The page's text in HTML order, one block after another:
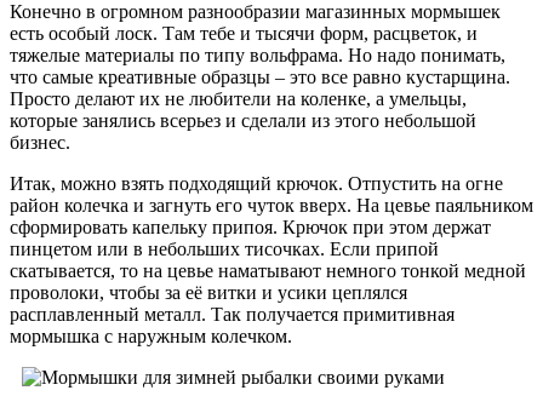
Конечно в огромном разнообразии магазинных мормышек
есть особый лоск. Там тебе и тысячи форм, расцветок, и
тяжелые материалы по типу вольфрама. Но надо понимать,
что самые креативные образцы – это все равно кустарщина.
Просто делают их не любители на коленке, а умельцы,
которые занялись всерьез и сделали из этого небольшой
бизнес.
Итак, можно взять подходящий крючок. Отпустить на огне
район колечка и загнуть его чуток вверх. На цевье паяльником
сформировать капельку припоя. Крючок при этом держат
пинцетом или в небольших тисочках. Если припой
скатывается, то на цевье наматывают немного тонкой медной
проволоки, чтобы за её витки и усики цеплялся
расплавленный металл. Так получается примитивная
мормышка с наружным колечком.